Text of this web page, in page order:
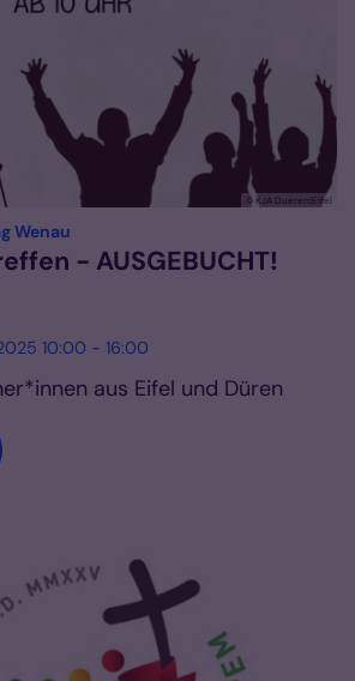
© KJA Dueren|Eifel
Wenau
- AUSGEBUCHT!
10:00 - 16:00
aus Eifel und Düren